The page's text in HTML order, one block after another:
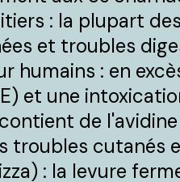
: la plupart
et troubles
humains : en
et une
de
troubles cutanés
: la levure